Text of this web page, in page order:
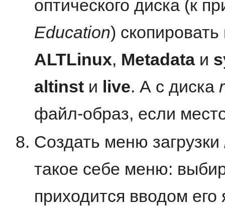
оптического диска (к
Education)
ALTLinux, Metadataи
altinstи live. А с диска
файл-образ, если
Создать меню загрузки
такое себе меню:
приходится вводом